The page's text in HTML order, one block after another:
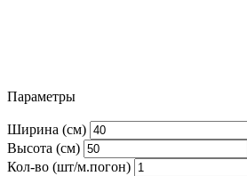
Параметры
Ширина (см)
Высота (см)
Кол-во (шт/м.погон)